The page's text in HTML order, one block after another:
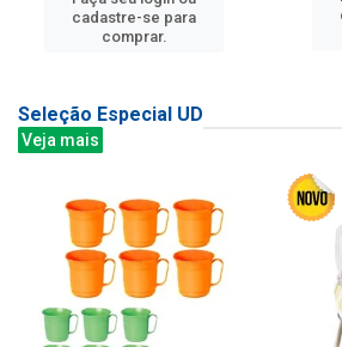
cadastre-se para
comprar.
Seleção Especial UD
Veja mais